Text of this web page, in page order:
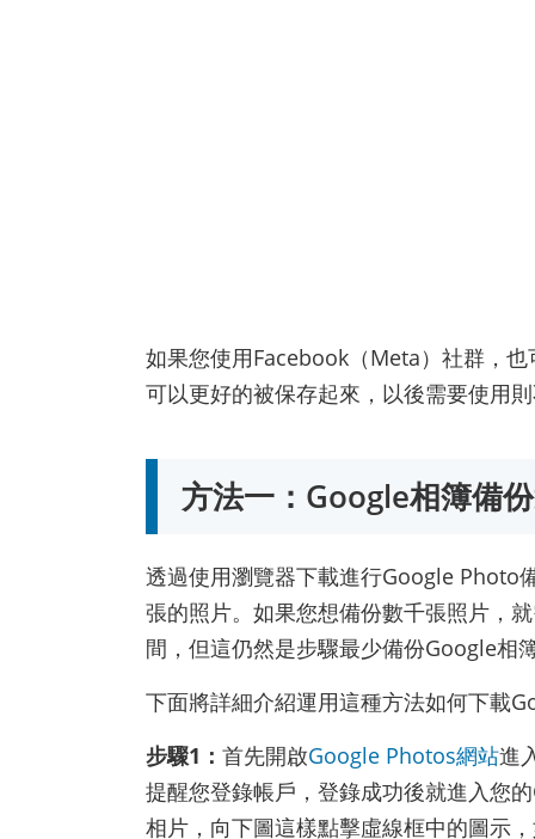
如果您使用Facebook（Meta）社群，也
可以更好的被保存起來，以後需要使用
方法一：Google相簿備
透過使用瀏覽器下載進行Google Photo
張的照片。如果您想備份數千張照片，
間，但這仍然是步驟最少備份Google相
下面將詳細介紹運用這種方法如何下載
步驟1： 首先開啟Google Photos網站進
提醒您登錄帳戶，登錄成功後就進入您
相片，向下圖這樣點擊虛線框中的圖示